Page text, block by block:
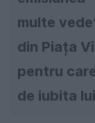
multe
din Piața
pentru
de iubita